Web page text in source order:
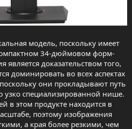
модель, поскольку имеет
34-дюймовом форм-
является доказательством того,
доминировать во всех аспектах
они прокладывают путь
узко специализированной нише.
в этом продукте находится в
поэтому изображения
а края более резкими, чем